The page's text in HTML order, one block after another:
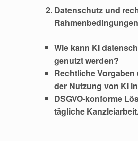
Datenschutz und
Rahmenbedingungen
Wie kann KI
genutzt werden?
Rechtliche
der Nutzung von KI
DSGVO-konforme
tägliche